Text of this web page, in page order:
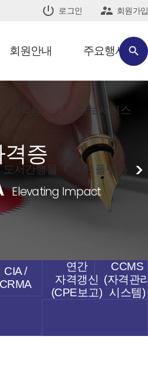
 로그인  회원가입

회원안내 주요행사
자격증 정보서비스
도서간행물 HR 플랫폼
증
Elevating Impact
>
CIA /
CRMA
연간
자격갱신
(CPE보고)
CCMS
(자격관
시스템)